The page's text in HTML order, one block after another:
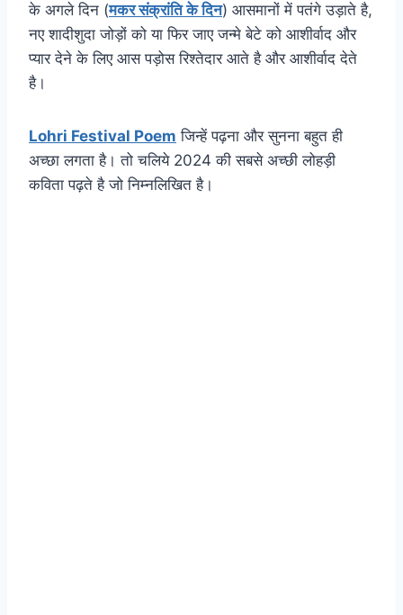
के अगले दिन (मकर संक्रांति के दिन) आसमानों में पतंगे उड़ाते है,
नए शादीशुदा जोड़ों को या फिर जाए जन्मे बेटे को आशीर्वाद और
प्यार देने के लिए आस पड़ोस रिश्तेदार आते है और आशीर्वाद देते
है।
Lohri Festival Poem जिन्हें पढ़ना और सुनना बहुत ही
अच्छा लगता है। तो चलिये 2024 की सबसे अच्छी लोहड़ी
कविता पढ़ते है जो निम्नलिखित है।